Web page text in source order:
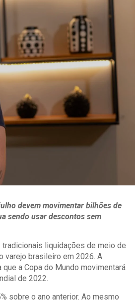
devem movimentar bilhões de
sendo usar descontos sem
liquidações de meio de
varejo brasileiro em 2026. A
a Copa do Mundo movimentará
de 2022.
sobre o ano anterior. Ao mesmo